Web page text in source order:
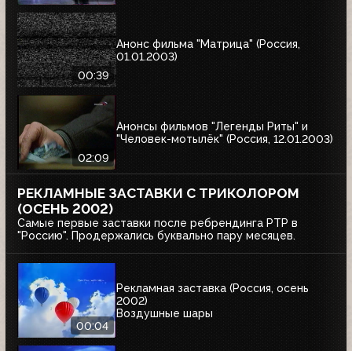
00:39
Анонс фильма "Матрица" (Россия,
01.01.2003)
02:09
Анонсы фильмов "Легенды Риты" и
"Человек-мотылёк" (Россия, 12.01.2003)
РЕКЛАМНЫЕ ЗАСТАВКИ С ТРИКОЛОРОМ
(ОСЕНЬ 2002)
Самые первые заставки после ребрендинга РТР в
"Россию". Продержались буквально пару месяцев.
00:04
Рекламная заставка (Россия, осень
2002)
Воздушные шары